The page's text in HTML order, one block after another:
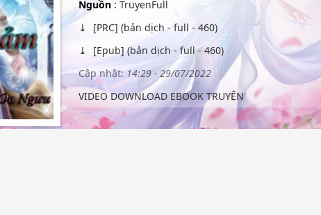
Nguồn: TruyenFull
[PRC] (bản dịch - full - 460)
[Epub] (bản dịch - full - 460)
Cập nhật:14:29 - 29/07/2022
VIDEO DOWNLOAD EBOOK TRUYỆN